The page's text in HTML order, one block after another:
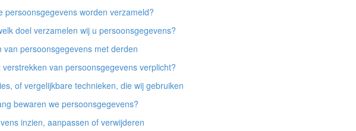
persoonsgegevens worden verzameld?
doel verzamelen wij u persoonsgegevens?
van persoonsgegevens met derden
verstrekken van persoonsgegevens verplicht?
of vergelijkbare technieken, die wij gebruiken
bewaren we persoonsgegevens?
inzien, aanpassen of verwijderen